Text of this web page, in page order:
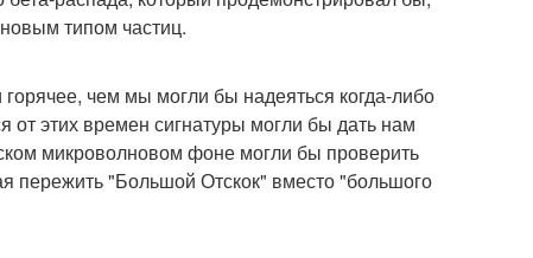
типом частиц.
чем мы могли бы надеяться когда-либо
от этих времен сигнатуры могли бы дать нам
микроволновом фоне могли бы проверить
пережить "Большой Отскок" вместо "большого